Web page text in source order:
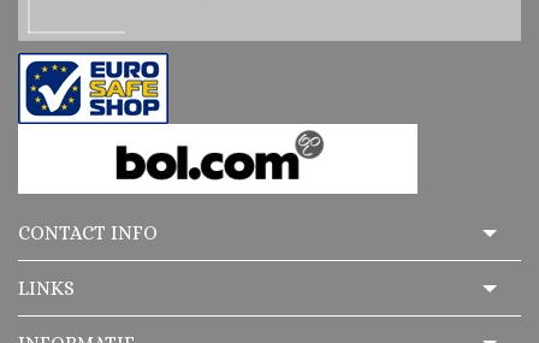
CONTACT INFO
LINKS